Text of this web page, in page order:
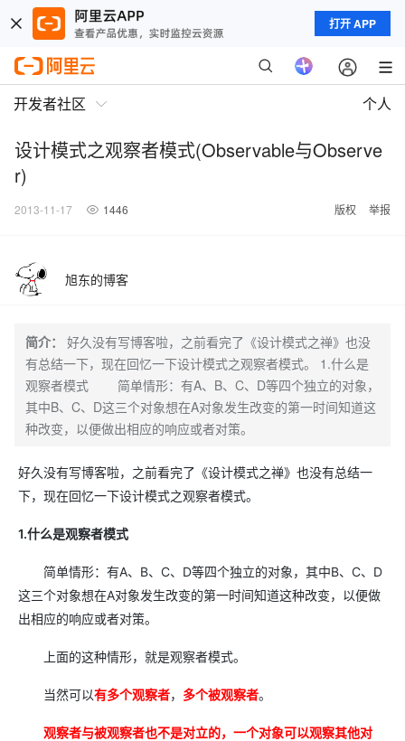
打开 APP
开发者社区 个人
设计模式之观察者模式(Observable与Observe
r)
2013-11-17 1446 版权 举报
旭东的博客
简介：
好久没有写博客啦，之前看完了《设计模式之禅》也没
有总结一下，现在回忆一下设计模式之观察者模式。 1.什么是
观察者模式 简单情形：有A、B、C、D等四个独立的对象，
其中B、C、D这三个对象想在A对象发生改变的第一时间知道这
种改变，以便做出相应的响应或者对策。
好久没有写博客啦，之前看完了《设计模式之禅》也没有总结一
下，现在回忆一下设计模式之观察者模式。
1.什么是观察者模式
简单情形：有A、B、C、D等四个独立的对象，其中B、C、D
这三个对象想在A对象发生改变的第一时间知道这种改变，以便做
出相应的响应或者对策。
上面的这种情形，就是观察者模式。
当然可以有多个观察者， 多个被观察者。
观察者与被观察者也不是对立的，一个对象可以观察其他对